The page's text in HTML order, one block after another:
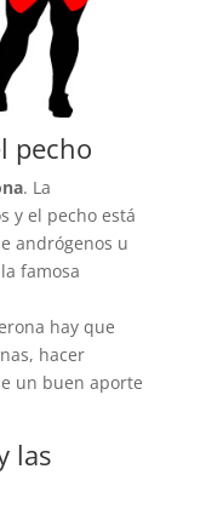
pecho
. La
y el pecho está
andrógenos u
famosa
hay que
hacer
un buen aporte
las